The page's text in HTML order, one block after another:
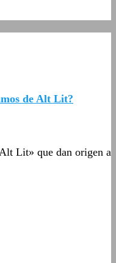
de Alt Lit?
Lit» que dan origen a